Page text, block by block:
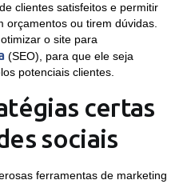
clientes satisfeitos e permitir
orçamentos ou tirem dúvidas.
o site para
(SEO), para que ele seja
potenciais clientes.
certas
sociais
ferramentas de marketing